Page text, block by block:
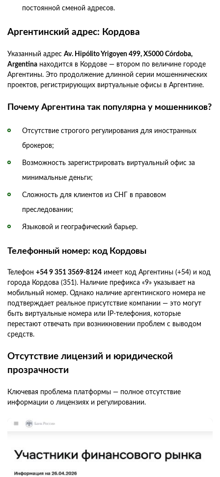
постоянной сменой адресов.
Аргентинский адрес: Кордова
Указанный адрес Av. Hipólito Yrigoyen 499, X5000 Córdoba,
Argentina находится в Кордове — втором по величине городе
Аргентины. Это продолжение длинной серии мошеннических
проектов, регистрирующих виртуальные офисы в Аргентине.
Почему Аргентина так популярна у мошенников?
Отсутствие строгого регулирования для иностранных
брокеров;
Возможность зарегистрировать виртуальный офис за
минимальные деньги;
Сложность для клиентов из СНГ в правовом
преследовании;
Языковой и географический барьер.
Телефонный номер: код Кордовы
Телефон +54 9 351 3569-8124 имеет код Аргентины (+54) и код
города Кордова (351). Наличие префикса «9» указывает на
мобильный номер. Однако наличие аргентинского номера не
подтверждает реальное присутствие компании — это могут
быть виртуальные номера или IP-телефония, которые
перестают отвечать при возникновении проблем с выводом
средств.
Отсутствие лицензий и юридической
прозрачности
Ключевая проблема платформы — полное отсутствие
информации о лицензиях и регулировании.